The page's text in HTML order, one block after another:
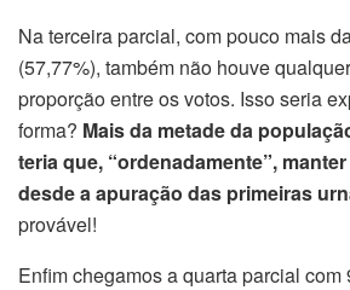
Na terceira parcial, com pouco mais
(57,77%), também não houve
proporção entre os votos. Isso seria
forma? Mais da metade da
teria que, “ordenadamente”,
desde a apuração das primeiras
provável!
Enfim chegamos a quarta parcial com